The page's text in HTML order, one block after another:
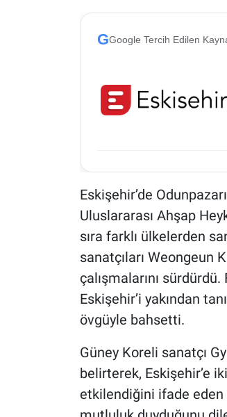
GGoogle Tercih Edilen
Eskişehir’de
Uluslararası Ahşap
sıra farklı ülkelerden
sanatçıları Weongeun
çalışmalarını
Eskişehir’i yakından
övgüyle bahsetti.
Güney Koreli sanatçı
belirterek, Eskişehir’e
etkilendiğini ifade eden
ESKİŞEHİR NÖBETÇİ ECZANELER
Eskişehir Hava Durumu